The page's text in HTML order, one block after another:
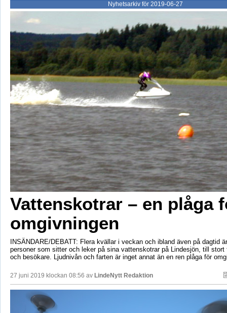
Nyhetsarkiv för 2019-06-27
Vattenskotrar – en plåga
omgivningen
INSÄNDARE/DEBATT: Flera kvällar i veckan och ibland även på dagtid
personer som sitter och leker på sina vattenskotrar på Lindesjön, till stort
och besökare. Ljudnivån och farten är inget annat än en ren plåga för
27 juni 2019 klockan 08:56 av LindeNytt Redaktion